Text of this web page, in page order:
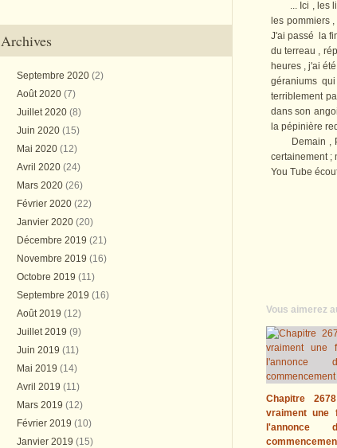
Archives
Septembre 2020 (2)
Août 2020 (7)
Juillet 2020 (8)
Juin 2020 (15)
Mai 2020 (12)
Avril 2020 (24)
Mars 2020 (26)
Février 2020 (22)
Janvier 2020 (20)
Décembre 2019 (21)
Novembre 2019 (16)
Octobre 2019 (11)
Septembre 2019 (16)
Août 2019 (12)
Juillet 2019 (9)
Juin 2019 (11)
Mai 2019 (14)
Avril 2019 (11)
Mars 2019 (12)
Février 2019 (10)
Janvier 2019 (15)
... Ici , les
les pommiers
J'ai passé la
du terreau ,
heures , j'ai
géraniums
terriblement
dans son
la pépinière
Demain ,
certainement ;
You Tube
Vous aimerez
Chapitre
vraiment une